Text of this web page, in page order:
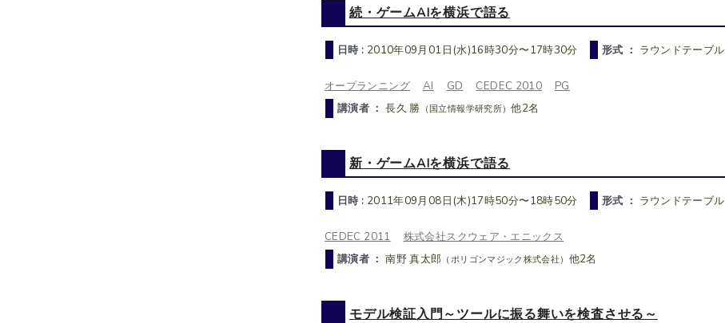
続・ゲームAIを横浜で語る
日時 : 2010年09月01日(水)16時30分〜17時30分 形式 ： ラウンドテーブル
オープランニング
AI GD CEDEC 2010
PG
講演者 ：長久 勝 （国立情報学研究所）他2名
新・ゲームAIを横浜で語る
日時 : 2011年09月08日(木)17時50分〜18時50分 形式 ： ラウンドテーブル
CEDEC 2011
株式会社スクウェア・エニックス
講演者 ：南野 真太郎 （ポリゴンマジック株式会社） 他2名
モデル検証入門～ツールに振る舞いを検査させる～